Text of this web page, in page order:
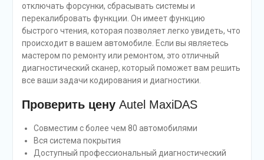
отключать форсунки, сбрасывать системы и
перекалибровать функции. Он имеет функцию
быстрого чтения, которая позволяет легко увидеть, что
происходит в вашем автомобиле. Если вы являетесь
мастером по ремонту или ремонтом, это отличный
диагностический сканер, который поможет вам решить
все ваши задачи кодирования и диагностики.
Проверить ценуAutel MaxiDAS
Совместим с более чем 80 автомобилями
Вся система покрытия
Доступный профессиональный диагностический